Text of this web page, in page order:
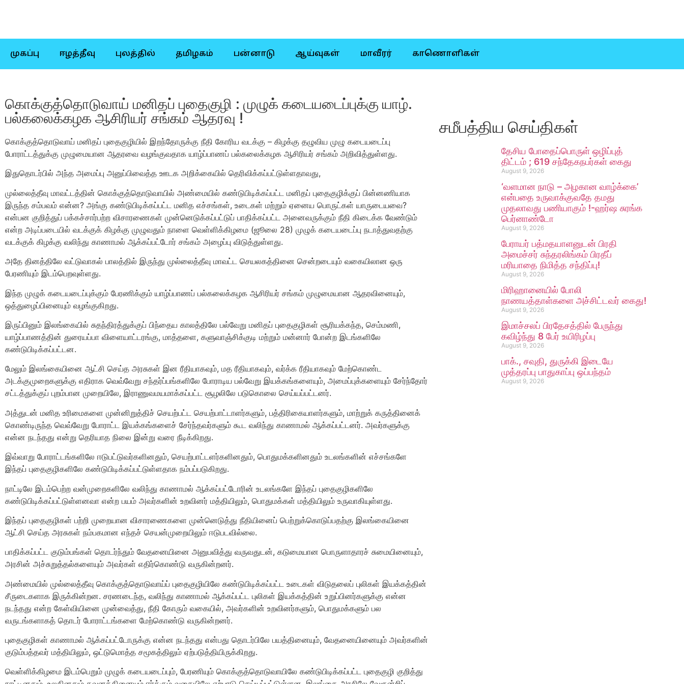
முகப்பு ஈழத்தீவு புலத்தில் தமிழகம் பன்னாடு ஆய்வுகள் மாவீரர் காணொளிகள்
கொக்குத்தொடுவாய் மனிதப் புதைகுழி : முழுக் கடையடைப்புக்கு யாழ்.
பல்கலைக்கழக ஆசிரியர் சங்கம் ஆதரவு !
கொக்குத்தொடுவாய் மனிதப் புதைகுழியில் இறந்தோருக்கு நீதி கோரிய வடக்கு – கிழக்கு தழுவிய முழு கடையடைப்பு
போராட்டத்துக்கு முழுமையான ஆதரவை வழங்குவதாக யாழ்ப்பாணப் பல்கலைக்கழக ஆசிரியர் சங்கம் அறிவித்துள்ளது.
இதுதொடர்பில் அந்த அமைப்பு அனுப்பிவைத்த ஊடக அறிக்கையில் தெரிவிக்கப்பட்டுள்ளதாவது,
முல்லைத்தீவு மாவட்டத்தின் கொக்குத்தொடுவாயில் அண்மையில் கண்டுபிடிக்கப்பட்ட மனிதப் புதைகுழிக்குப் பின்னணியாக
இருந்த சம்பவம் என்ன? அங்கு கண்டுபிடிக்கப்பட்ட மனித‌ எச்சங்கள், உடைகள் மற்றும் ஏனைய பொருட்கள் யாருடையவை?
என்பன‌ குறித்துப் பக்கச்சார்பற்ற விசாரணைகள் முன்னெடுக்கப்பட்டுப் பாதிக்கப்பட்ட அனைவருக்கும் நீதி கிடைக்க வேண்டும்
என்ற அடிப்படையில் வடக்குக் கிழக்கு முழுவதும் நாளை வெள்ளிக்கிழமை (ஜூலை 28) முழுக் கடையடைப்பு நடாத்துவதற்கு
வடக்குக் கிழக்கு வலிந்து காணாமல் ஆக்கப்பட்டோர் சங்கம் அழைப்பு விடுத்துள்ளது.
அதே தினத்திலே வட்டுவாகல் பாலத்தில் இருந்து முல்லைத்தீவு மாவட்ட‌ செயலகத்தினை சென்றடையும் வகையிலான‌ ஒரு
பேரணியும் இடம்பெறவுள்ளது.
இந்த முழுக் கடையடைப்புக்கும் பேரணிக்கும் யாழ்ப்பாணப் பல்கலைக்கழக ஆசிரியர் சங்கம் முழுமையான ஆதரவினையும்,
ஒத்துழைப்பினையும் வழங்குகிறது.
இருப்பினும் இலங்கையில் சுதந்திரத்துக்குப் பிந்தைய காலத்திலே பல்வேறு மனிதப் புதைகுழிகள் சூரியக்கந்த, செம்மணி,
யாழ்ப்பாணத்தின் துரையப்பா விளையாட்டரங்கு, மாத்தளை, களுவாஞ்சிக்குடி மற்றும் மன்னார் போன்ற இடங்களிலே
கண்டுபிடிக்கப்பட்டன‌.
மேலும் இலங்கையினை ஆட்சி செய்த‌ அரசுகள் இன ரீதியாகவும், மத ரீதியாகவும், வர்க்க ரீதியாகவும் மேற்கொண்ட
அடக்குமுறைகளுக்கு எதிராக வெவ்வேறு சந்தர்ப்பங்களிலே போராடிய பல்வேறு இயக்கங்களையும், அமைப்புக்களையும் சேர்ந்தோர்
சட்டத்துக்குப் புறம்பான முறையிலே, இராணுவமயமாக்கப்பட்ட சூழலிலே படுகொலை செய்யப்பட்டனர்.
அத்துடன் மனித உரிமைகளை முன்னிறுத்திச் செயற்பட்ட செயற்பாட்டாளர்களும், பத்திரிகையாளர்களும், மாற்றுக் கருத்தினைக்
கொண்டிருந்த வெவ்வேறு போராட்ட இயக்கங்களைச் சேர்ந்தவர்களும் கூட‌ வலிந்து காணாமல் ஆக்கப்பட்டனர். அவர்களுக்கு
என்ன நடந்தது என்று தெரியாத நிலை இன்று வரை நீடிக்கிறது.
இவ்வாறு போராட்டங்களிலே ஈடுபட்டுவர்களினதும், செயற்பாட்டளர்களினதும், பொதுமக்களினதும் உடலங்களின் எச்சங்களே
இந்தப் புதைகுழிகளிலே கண்டுபிடிக்கப்பட்டுள்ளதாக நம்பப்படுகிறது.
நாட்டிலே இடம்பெற்ற வன்முறைகளிலே வலிந்து காணாமல் ஆக்கப்பட்டோரின் உடலங்களே இந்தப் புதைகுழிகளிலே
கண்டுபிடிக்கப்பட்டுள்ளனவா என்ற பயம் அவர்களின் உறவினர் மத்தியிலும், பொதுமக்கள் மத்தியிலும் உருவாகியுள்ளது.
இந்தப் புதைகுழிகள் பற்றி முறையான விசாரணைகளை முன்னெடுத்து நீதியினைப் பெற்றுக்கொடுப்பதற்கு இலங்கையினை
ஆட்சி செய்த அரசுகள் நம்பகமான எந்தச் செயன்முறையிலும் ஈடுபடவில்லை.
பாதிக்கப்பட்ட குடும்பங்கள் தொடர்ந்தும் வேதனையினை அனுபவித்து வருவதுடன், கடுமையான‌ பொருளாதாரச் சுமையினையும்,
அரசின் அச்சுறுத்தல்களையும் அவர்கள் எதிர்கொண்டு வருகின்றனர்.
அண்மையில் முல்லைத்தீவு கொக்குத்தொடுவாய்ப் புதைகுழியிலே கண்டுபிடிக்கப்பட்ட உடைகள் விடுதலைப் புலிகள் இயக்கத்தின்
சீருடைகளாக இருக்கின்றன. சரணடைந்த‌, வலிந்து காணாமல் ஆக்கப்பட்ட புலிகள் இயக்கத்தின் உறுப்பினர்களுக்கு என்ன
நடந்தது என்ற கேள்வியினை முன்வைத்து, நீதி கோரும் வகையில், அவர்களின் உறவினர்களும், பொதுமக்களும் பல
வருடங்களாகத் தொடர் போராட்டங்களை மேற்கொண்டு வருகின்றனர்.
புதைகுழிகள் காணாமல் ஆக்கப்பட்டோருக்கு என்ன நடந்தது என்பது தொடர்பிலே பயத்தினையும், வேதனையினையும் அவர்களின்
குடும்பத்தவர் மத்தியிலும், ஒட்டுமொத்த சமூகத்திலும் ஏற்படுத்தியிருக்கிறது.
வெள்ளிக்கிழமை இடம்பெறும் முழுக் கடையடைப்பும், பேரணியும் கொக்குத்தொடுவாயிலே கண்டுபிடிக்கப்பட்ட புதைகுழி குறித்து
சமீபத்திய செய்திகள்
தேசிய போதைப்பொருள் ஒழிப்புத்
திட்டம் ; 619 சந்தேகநபர்கள் கைது
August 9, 2026
‘வளமான நாடு – அழகான வாழ்க்கை’
என்பதை உருவாக்குவதே தமது
முதலாவது பணியாகும் !-ஹர்ஷ சுரங்க
பெர்னாண்டோ
August 9, 2026
பேராயர் பத்மதயாளனுடன் பிரதி
அமைச்சர் சுந்தரலிங்கம் பிரதீப்
மரியாதை நிமித்த சந்திப்பு!
August 9, 2026
மிரிஹானையில் போலி
நாணயத்தாள்களை அச்சிட்டவர் கைது!
August 9, 2026
இமாச்சலப் பிரதேசத்தில் பேருந்து
கவிழ்ந்து 8 பேர் உயிரிழப்பு
August 9, 2026
பாக்., சவுதி, துருக்கி இடையே
முத்தரப்பு பாதுகாப்பு ஒப்பந்தம்
August 9, 2026